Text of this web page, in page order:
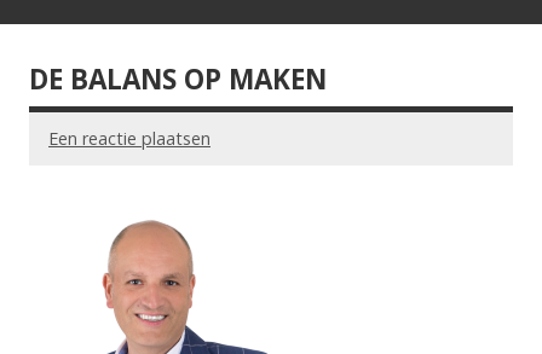
DE BALANS OP MAKEN
Een reactie plaatsen